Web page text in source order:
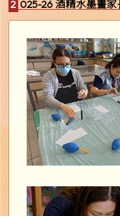
2025-26 酒精水墨畫